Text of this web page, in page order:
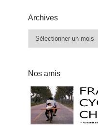
Archives
Archives
Nos amis